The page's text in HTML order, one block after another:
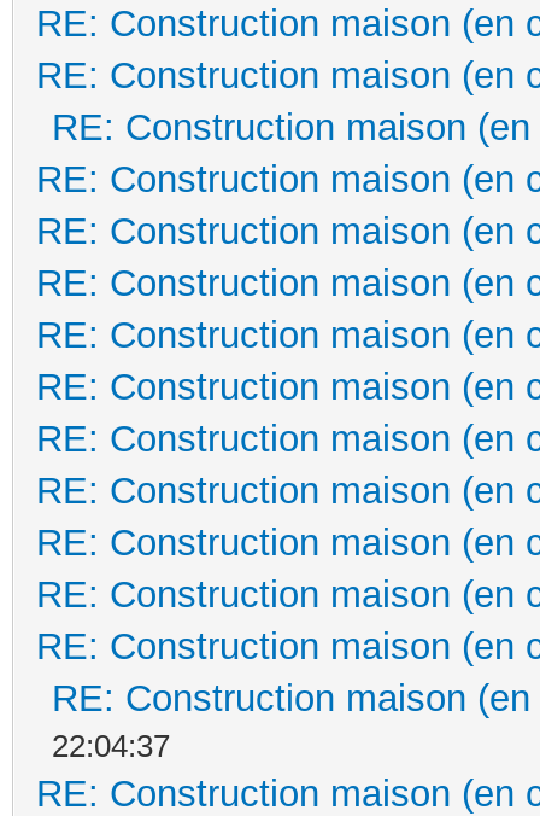
RE: Construction maison (en
RE: Construction maison (en
RE: Construction maison
RE: Construction maison (en
RE: Construction maison (en
RE: Construction maison (en
RE: Construction maison (en
RE: Construction maison (en
RE: Construction maison (en
RE: Construction maison (en
RE: Construction maison (en
RE: Construction maison (en
RE: Construction maison (en
RE: Construction maison
22:04:37
RE: Construction maison (en